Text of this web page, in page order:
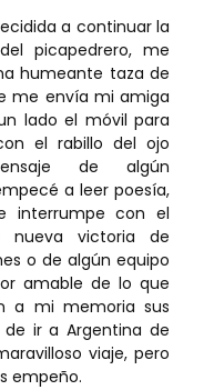
a continuar la
picapedrero, me
humeante taza de
me envía mi amiga
lado el móvil para
el rabillo del ojo
de algún
a leer poesía,
interrumpe con el
nueva victoria de
o de algún equipo
amable de lo que
a mi memoria sus
de ir a Argentina de
viaje, pero
empeño.